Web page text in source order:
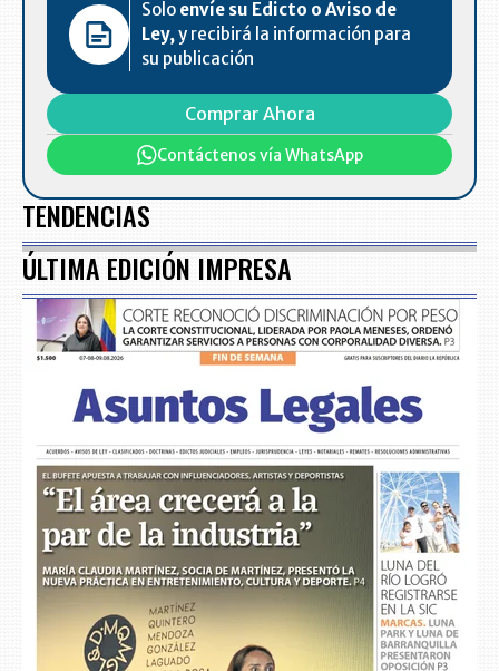
Solo envíe su Edicto o Aviso de
Ley,y recibirá la información para
su publicación
Comprar Ahora
Contáctenos vía WhatsApp
TENDENCIAS
ÚLTIMA EDICIÓN IMPRESA